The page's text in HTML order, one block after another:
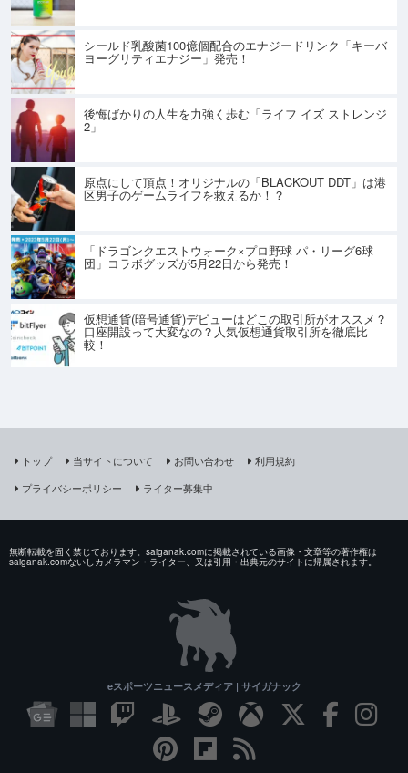
シールド乳酸菌100億個配合のエナジードリンク「キーバ
ヨーグリティエナジー」発売！
後悔ばかりの人生を力強く歩む「ライフ イズ ストレンジ
2」
原点にして頂点！オリジナルの「BLACKOUT DDT」は港
区男子のゲームライフを救えるか！？
「ドラゴンクエストウォーク×プロ野球 パ・リーグ6球
団」コラボグッズが5月22日から発売！
仮想通貨(暗号通貨)デビューはどこの取引所がオススメ？
口座開設って大変なの？人気仮想通貨取引所を徹底比
較！
トップ 当サイトについて お問い合わせ
利用規約
プライバシーポリシー
ライター募集中
無断転載を固く禁じております。saiganak.comに掲載されている画像・文章等の著作権は
saiganak.comないしカメラマン・ライター、又は引用・出典元のサイトに帰属されます。
eスポーツニュースメディア | サイガナック